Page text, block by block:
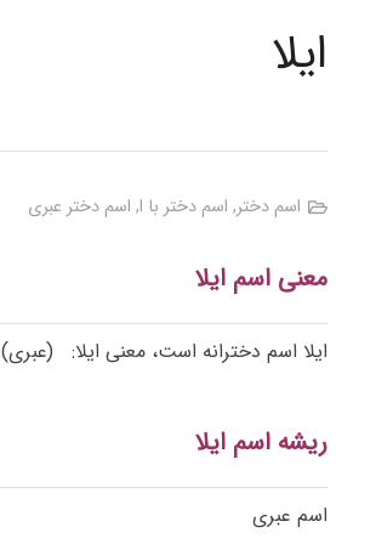
ایلا
اسم دختر, اسم دختر با ا, اسم دختر عبری
معنی اسم ایلا
ایلا اسم دخترانه است، معنی ایلا: (عبری) ۱- ایلا و ایله در قاموس کتاب مقدس به معنی درختان آمده؛ ۲- (اَعلام) نام شهری در ساحل شرقی خلیج بحر قلزم.
ریشه اسم ایلا
اسم عبری